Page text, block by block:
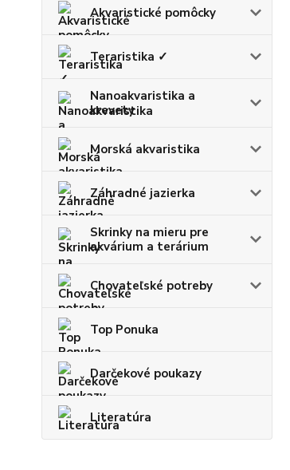
Akvaristické pomôcky
Teraristika ✓
Nanoakvaristika a
krevety
Morská akvaristika
Záhradné jazierka
Skrinky na mieru pre
akvárium a terárium
Chovateľské potreby
Top Ponuka
Darčekové poukazy
Literatúra